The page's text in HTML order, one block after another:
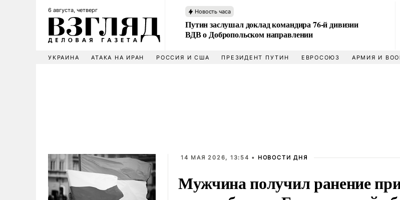
6 августа, четверг Новость часа
Путин заслушал доклад командира 76-й дивизии
ВДВ о Добропольском направлении
УКРАИНА АТАКА НА ИРАН РОССИЯ И США ПРЕЗИДЕНТ ПУТИН ЕВРОСОЮЗ АРМИЯ И
14 МАЯ 2026, 13:54 • НОВОСТИ ДНЯ
Мужчина получил ранение